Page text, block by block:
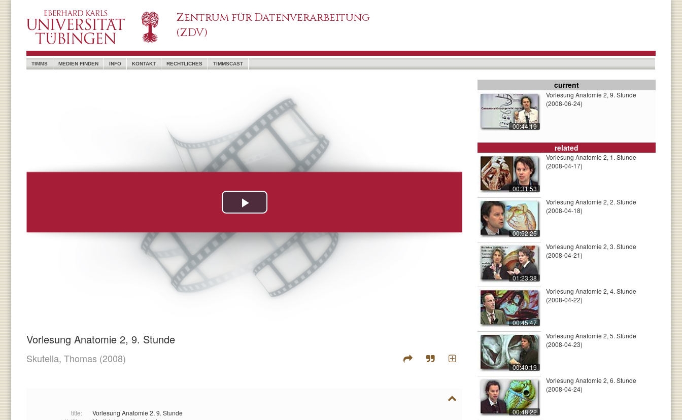
Zentrum für Datenverarbeitung
(ZDV)
TIMMS MEDIEN FINDEN INFO KONTAKT RECHTLICHES TIMMSCAST
Vorlesung Anatomie 2, 9. Stunde
Skutella, Thomas (2008)
title:
Vorlesung Anatomie 2, 9. Stunde
current
00:44:19
Vorlesung Anatomie 2, 9. Stunde
(2008-06-24)
related
00:31:53
Vorlesung Anatomie 2, 1. Stunde
(2008-04-17)
00:52:25
Vorlesung Anatomie 2, 2. Stunde
(2008-04-18)
01:23:38
Vorlesung Anatomie 2, 3. Stunde
(2008-04-21)
00:45:47
Vorlesung Anatomie 2, 4. Stunde
(2008-04-22)
00:40:19
Vorlesung Anatomie 2, 5. Stunde
(2008-04-23)
00:48:22
Vorlesung Anatomie 2, 6. Stunde
(2008-04-24)